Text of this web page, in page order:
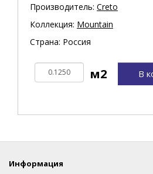
Производитель: Creto
Коллекция: Mountain
Страна: Россия
В
Информация